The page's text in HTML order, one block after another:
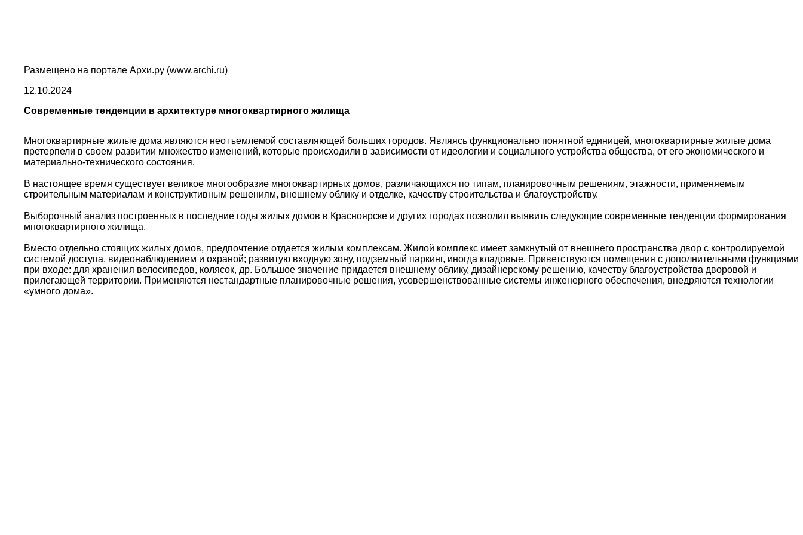
Размещено на портале Архи.ру (www.archi.ru)
12.10.2024
Современные тенденции в архитектуре многоквартирного жилища
Многоквартирные жилые дома являются неотъемлемой составляющей больших городов. Являясь функционально понятной единицей, многоквартирные жилые дома
претерпели в своем развитии множество изменений, которые происходили в зависимости от идеологии и социального устройства общества, от его экономического и
материально-технического состояния.
В настоящее время существует великое многообразие многоквартирных домов, различающихся по типам, планировочным решениям, этажности, применяемым
строительным материалам и конструктивным решениям, внешнему облику и отделке, качеству строительства и благоустройству.
Выборочный анализ построенных в последние годы жилых домов в Красноярске и других городах позволил выявить следующие современные тенденции формирования
многоквартирного жилища.
Вместо отдельно стоящих жилых домов, предпочтение отдается жилым комплексам. Жилой комплекс имеет замкнутый от внешнего пространства двор с контролируемой
системой доступа, видеонаблюдением и охраной; развитую входную зону, подземный паркинг, иногда кладовые. Приветствуются помещения с дополнительными функциями
при входе: для хранения велосипедов, колясок, др. Большое значение придается внешнему облику, дизайнерскому решению, качеству благоустройства дворовой и
прилегающей территории. Применяются нестандартные планировочные решения, усовершенствованные системы инженерного обеспечения, внедряются технологии
«умного дома».